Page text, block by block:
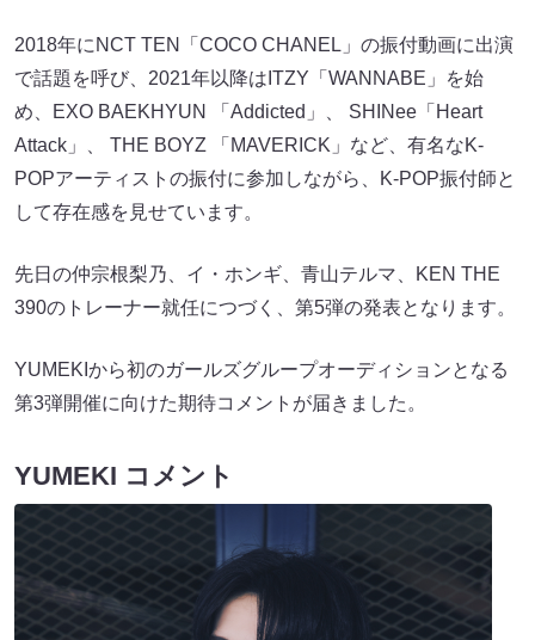
2018年にNCT TEN「COCO CHANEL」の振付動画に出演
で話題を呼び、2021年以降はITZY「WANNABE」を始
め、EXO BAEKHYUN 「Addicted」、 SHINee「Heart
Attack」、 THE BOYZ 「MAVERICK」など、有名なK-
POPアーティストの振付に参加しながら、K-POP振付師と
して存在感を見せています。
先日の仲宗根梨乃、イ・ホンギ、青山テルマ、KEN THE
390のトレーナー就任につづく、第5弾の発表となります。
YUMEKIから初のガールズグループオーディションとなる
第3弾開催に向けた期待コメントが届きました。
YUMEKI コメント